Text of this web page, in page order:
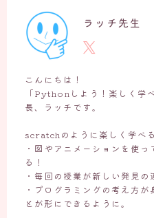
ラッチ先生
こんにちは！
「Pythonしよう！楽しく学
長、ラッチです。
scratchのように楽しく学べ
・図やアニメーションを使
る！
・毎回の授業が新しい発見の
・プログラミングの考え方
とが形にできるように。